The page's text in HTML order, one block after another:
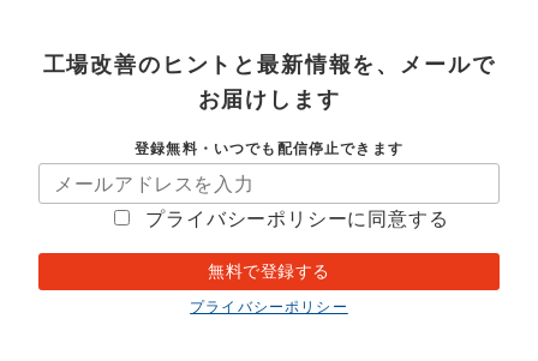
工場改善のヒントと最新情報を、メールで
お届けします
登録無料・いつでも配信停止できます
プライバシーポリシーに同意する
プライバシーポリシー